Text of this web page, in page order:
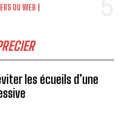
DU WEB
les écueils d’une